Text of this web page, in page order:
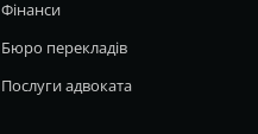
Фінанси
Бюро перекладів
Послуги адвоката